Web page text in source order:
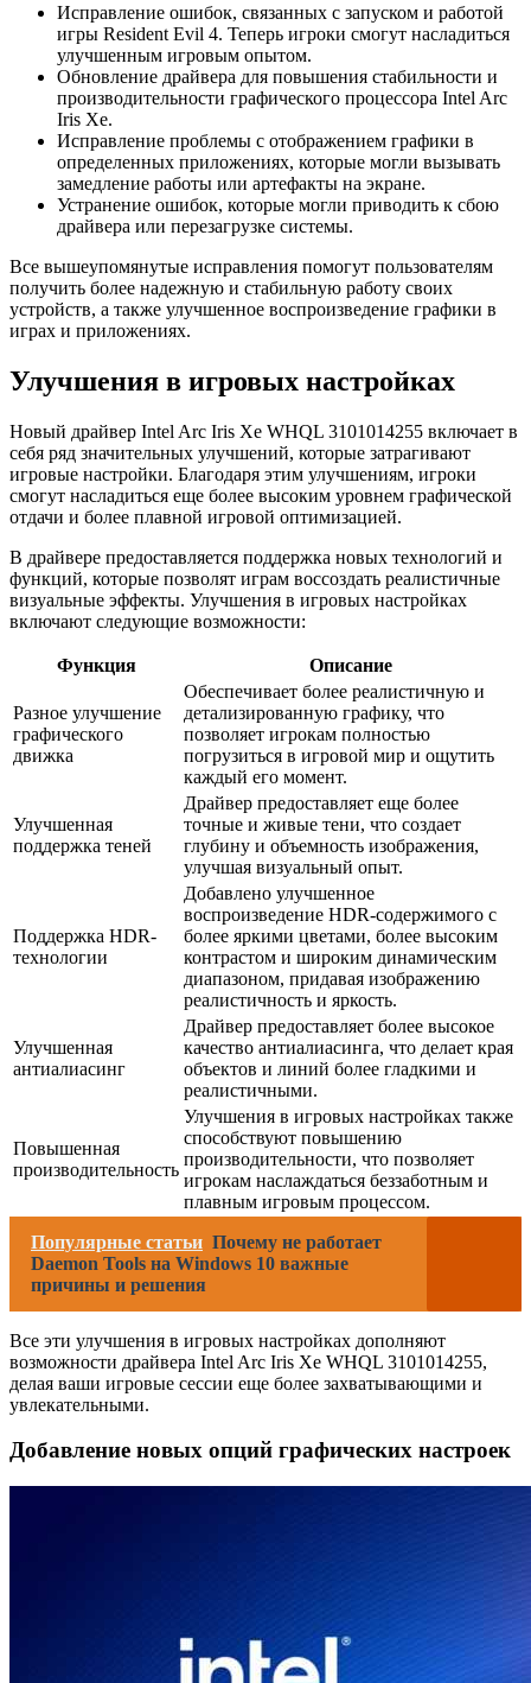
Исправление ошибок, связанных с запуском и работой
игры Resident Evil 4. Теперь игроки смогут насладиться
улучшенным игровым опытом.
Обновление драйвера для повышения стабильности и
производительности графического процессора Intel Arc
Iris Xe.
Исправление проблемы с отображением графики в
определенных приложениях, которые могли вызывать
замедление работы или артефакты на экране.
Устранение ошибок, которые могли приводить к сбою
драйвера или перезагрузке системы.
Все вышеупомянутые исправления помогут пользователям
получить более надежную и стабильную работу своих
устройств, а также улучшенное воспроизведение графики в
играх и приложениях.
Улучшения в игровых настройках
Новый драйвер Intel Arc Iris Xe WHQL 3101014255 включает в
себя ряд значительных улучшений, которые затрагивают
игровые настройки. Благодаря этим улучшениям, игроки
смогут насладиться еще более высоким уровнем графической
отдачи и более плавной игровой оптимизацией.
В драйвере предоставляется поддержка новых технологий и
функций, которые позволят играм воссоздать реалистичные
визуальные эффекты. Улучшения в игровых настройках
включают следующие возможности:
Функция Описание
Разное улучшение
графического
движка
Обеспечивает более реалистичную и
детализированную графику, что
позволяет игрокам полностью
погрузиться в игровой мир и ощутить
каждый его момент.
Улучшенная
поддержка теней
Драйвер предоставляет еще более
точные и живые тени, что создает
глубину и объемность изображения,
улучшая визуальный опыт.
Поддержка HDR-
технологии
Добавлено улучшенное
воспроизведение HDR-содержимого с
более яркими цветами, более высоким
контрастом и широким динамическим
диапазоном, придавая изображению
реалистичность и яркость.
Улучшенная
антиалиасинг
Драйвер предоставляет более высокое
качество антиалиасинга, что делает края
объектов и линий более гладкими и
реалистичными.
Повышенная
производительность
Улучшения в игровых настройках также
способствуют повышению
производительности, что позволяет
игрокам наслаждаться беззаботным и
плавным игровым процессом.
Популярные статьи Почему не работает
Daemon Tools на Windows 10 важные
причины и решения
Все эти улучшения в игровых настройках дополняют
возможности драйвера Intel Arc Iris Xe WHQL 3101014255,
делая ваши игровые сессии еще более захватывающими и
увлекательными.
Добавление новых опций графических настроек